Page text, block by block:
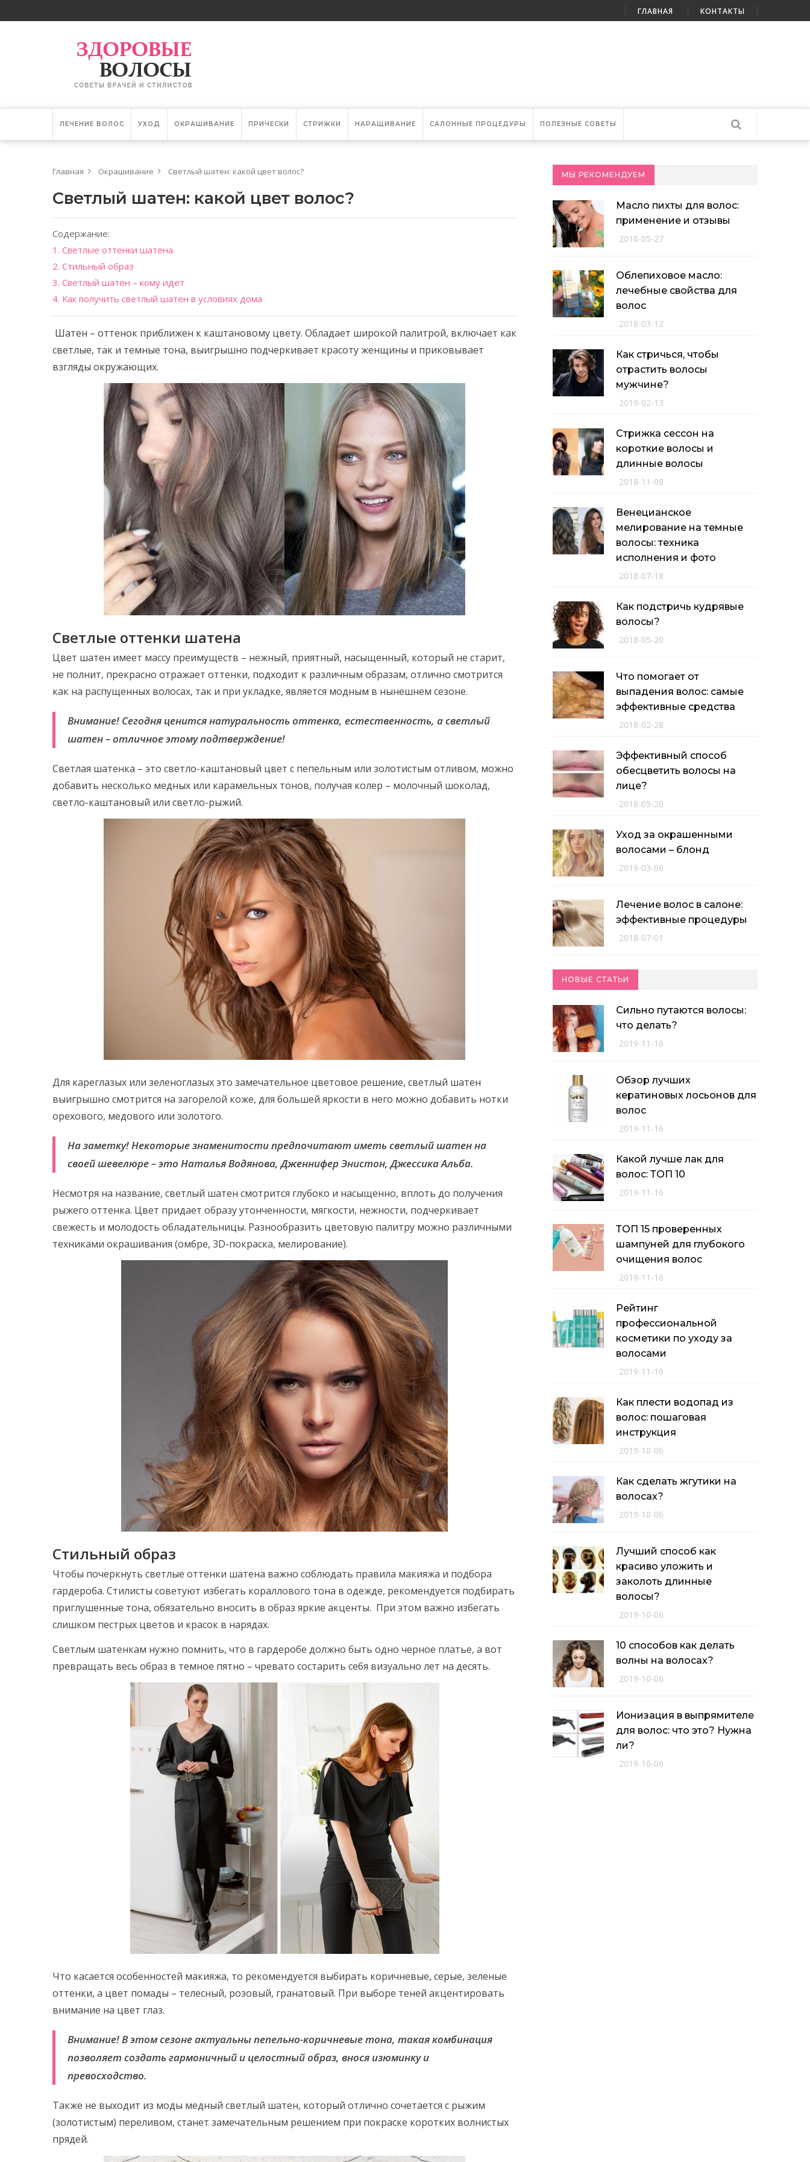
ГЛАВНАЯ КОНТАКТЫ
ЛЕЧЕНИЕ ВОЛОС УХОД ОКРАШИВАНИЕ ПРИЧЕСКИ СТРИЖКИ НАРАЩИВАНИЕ САЛОННЫЕ ПРОЦЕДУРЫ ПОЛЕЗНЫЕ СОВЕТЫ
Главная Окрашивание Светлый шатен: какой цвет волос?
Светлый шатен: какой цвет волос?
Содержание:
1. Светлые оттенки шатена
2. Стильный образ
3. Светлый шатен – кому идет
4. Как получить светлый шатен в условиях дома
Шатен – оттенок приближен к каштановому цвету. Обладает широкой палитрой, включает как
светлые, так и темные тона, выигрышно подчеркивает красоту женщины и приковывает
взгляды окружающих.
Светлые оттенки шатена
Цвет шатен имеет массу преимуществ – нежный, приятный, насыщенный, который не старит,
не полнит, прекрасно отражает оттенки, подходит к различным образам, отлично смотрится
как на распущенных волосах, так и при укладке, является модным в нынешнем сезоне.
Внимание! Сегодня ценится натуральность оттенка, естественность, а светлый
шатен – отличное этому подтверждение!
Светлая шатенка – это светло-каштановый цвет с пепельным или золотистым отливом, можно
добавить несколько медных или карамельных тонов, получая колер – молочный шоколад,
светло-каштановый или светло-рыжий.
Для кареглазых или зеленоглазых это замечательное цветовое решение, светлый шатен
выигрышно смотрится на загорелой коже, для большей яркости в него можно добавить нотки
орехового, медового или золотого.
На заметку! Некоторые знаменитости предпочитают иметь светлый шатен на
своей шевелюре – это Наталья Водянова, Дженнифер Энистон, Джессика Альба.
Несмотря на название, светлый шатен смотрится глубоко и насыщенно, вплоть до получения
рыжего оттенка. Цвет придает образу утонченности, мягкости, нежности, подчеркивает
свежесть и молодость обладательницы. Разнообразить цветовую палитру можно различными
техниками окрашивания (омбре, 3D-покраска, мелирование).
Стильный образ
Чтобы почеркнуть светлые оттенки шатена важно соблюдать правила макияжа и подбора
гардероба. Стилисты советуют избегать кораллового тона в одежде, рекомендуется подбирать
приглушенные тона, обязательно вносить в образ яркие акценты. При этом важно избегать
слишком пестрых цветов и красок в нарядах.
Светлым шатенкам нужно помнить, что в гардеробе должно быть одно черное платье, а вот
превращать весь образ в темное пятно – чревато состарить себя визуально лет на десять.
Что касается особенностей макияжа, то рекомендуется выбирать коричневые, серые, зеленые
оттенки, а цвет помады – телесный, розовый, гранатовый. При выборе теней акцентировать
внимание на цвет глаз.
Внимание! В этом сезоне актуальны пепельно-коричневые тона, такая комбинация
позволяет создать гармоничный и целостный образ, внося изюминку и
превосходство.
Также не выходит из моды медный светлый шатен, который отлично сочетается с рыжим
(золотистым) переливом, станет замечательным решением при покраске коротких волнистых
прядей.
МЫ РЕКОМЕНДУЕМ
Масло пихты для волос:
применение и отзывы
2018-05-27
Облепиховое масло:
лечебные свойства для
волос
2018-03-12
Как стричься, чтобы
отрастить волосы
мужчине?
2019-02-13
Стрижка сессон на
короткие волосы и
длинные волосы
2018-11-08
Венецианское
мелирование на темные
волосы: техника
исполнения и фото
2018-07-18
Как подстричь кудрявые
волосы?
2018-05-20
Что помогает от
выпадения волос: самые
эффективные средства
2018-02-28
Эффективный способ
обесцветить волосы на
лице?
2018-05-20
Уход за окрашенными
волосами – блонд
2019-03-06
Лечение волос в салоне:
эффективные процедуры
2018-07-01
НОВЫЕ СТАТЬИ
Сильно путаются волосы:
что делать?
2019-11-16
Обзор лучших
кератиновых лосьонов для
волос
2019-11-16
Какой лучше лак для
волос: ТОП 10
2019-11-16
ТОП 15 проверенных
шампуней для глубокого
очищения волос
2019-11-16
Рейтинг
профессиональной
косметики по уходу за
волосами
2019-11-16
Как плести водопад из
волос: пошаговая
инструкция
2019-10-06
Как сделать жгутики на
волосах?
2019-10-06
Лучший способ как
красиво уложить и
заколоть длинные
волосы?
2019-10-06
10 способов как делать
волны на волосах?
2019-10-06
Ионизация в выпрямителе
для волос: что это? Нужна
ли?
2019-10-06